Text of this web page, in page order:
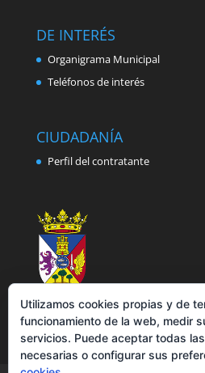
DE INTERÉS
Organigrama Municipal
Teléfonos de interés
CIUDADANÍA
Perfil del contratante
Utilizamos cookies propias y de
funcionamiento de la web, medir
servicios. Puede aceptar todas
necesarias o configurar sus